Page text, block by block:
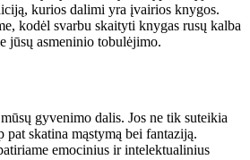
kurios dalimi yra įvairios knygos.
kodėl svarbu skaityti knygas rusų kalba
jūsų asmeninio tobulėjimo.
gyvenimo dalis. Jos ne tik suteikia
pat skatina mąstymą bei fantaziją.
emocinius ir intelektualinius